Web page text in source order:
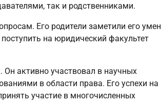
так и родственниками.
Его родители заметили его
на юридический факультет
Он активно участвовал в научных
в области права. Его успехи на
участие в многочисленных